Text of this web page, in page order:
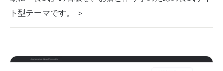
ト型テーマです。 ＞